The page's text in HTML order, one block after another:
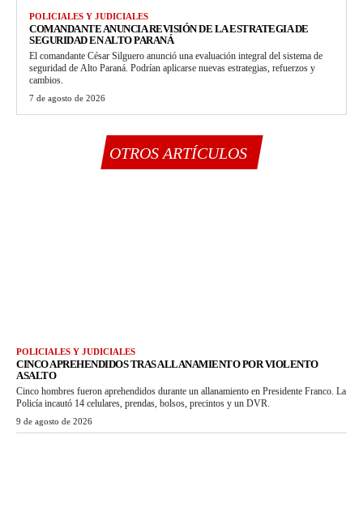
POLICIALES Y JUDICIALES
COMANDANTE ANUNCIA REVISIÓN DE LA ESTRATEGIA DE
SEGURIDAD EN ALTO PARANÁ
El comandante César Silguero anunció una evaluación integral del sistema de
seguridad de Alto Paraná. Podrían aplicarse nuevas estrategias, refuerzos y
cambios.
7 de agosto de 2026
OTROS ARTÍCULOS
POLICIALES Y JUDICIALES
CINCO APREHENDIDOS TRAS ALLANAMIENTO POR VIOLENTO
ASALTO
Cinco hombres fueron aprehendidos durante un allanamiento en Presidente Franco. La
Policía incautó 14 celulares, prendas, bolsos, precintos y un DVR.
9 de agosto de 2026